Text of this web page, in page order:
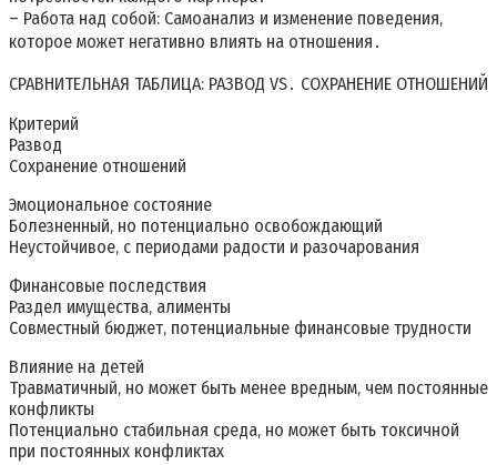
– Работа над собой: Самоанализ и изменение поведения‚
которое может негативно влиять на отношения․
СРАВНИТЕЛЬНАЯ ТАБЛИЦА: РАЗВОД VS․ СОХРАНЕНИЕ ОТНОШЕНИЙ
Критерий
Развод
Сохранение отношений
Эмоциональное состояние
Болезненный‚ но потенциально освобождающий
Неустойчивое‚ с периодами радости и разочарования
Финансовые последствия
Раздел имущества‚ алименты
Совместный бюджет‚ потенциальные финансовые трудности
Влияние на детей
Травматичный‚ но может быть менее вредным‚ чем постоянные
конфликты
Потенциально стабильная среда‚ но может быть токсичной
при постоянных конфликтах